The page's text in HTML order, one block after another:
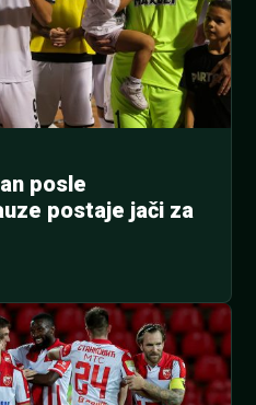
posle
postaje jači za